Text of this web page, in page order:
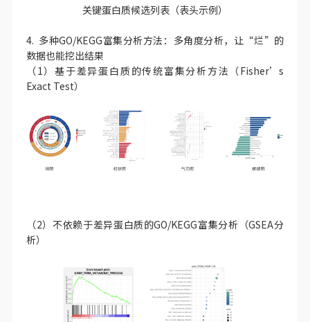
关键蛋白质候选列表（表头示例）
4. 多种GO/KEGG富集分析方法：多角度分析，让“烂”的
数据也能挖出结果
（1）基于差异蛋白质的传统富集分析方法（Fisher’s
Exact Test）
（2）不依赖于差异蛋白质的GO/KEGG富集分析（GSEA分
析）